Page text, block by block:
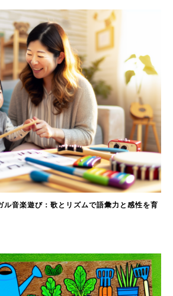
ル音楽遊び：歌とリズムで語彙力と感性を育